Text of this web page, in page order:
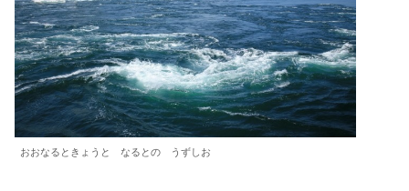
おおなるときょうと なるとの うずしお